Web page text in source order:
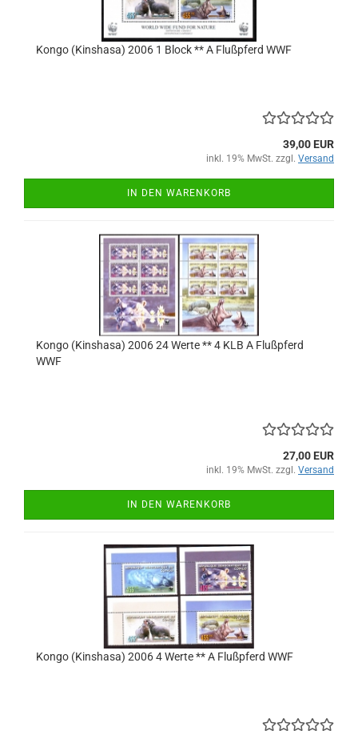
Kongo (Kinshasa) 2006 1 Block ** A Flußpferd WWF
39,00 EUR
inkl. 19% MwSt. zzgl. Versand
IN DEN WARENKORB
Kongo (Kinshasa) 2006 24 Werte ** 4 KLB A Flußpferd
WWF
27,00 EUR
inkl. 19% MwSt. zzgl. Versand
IN DEN WARENKORB
Kongo (Kinshasa) 2006 4 Werte ** A Flußpferd WWF